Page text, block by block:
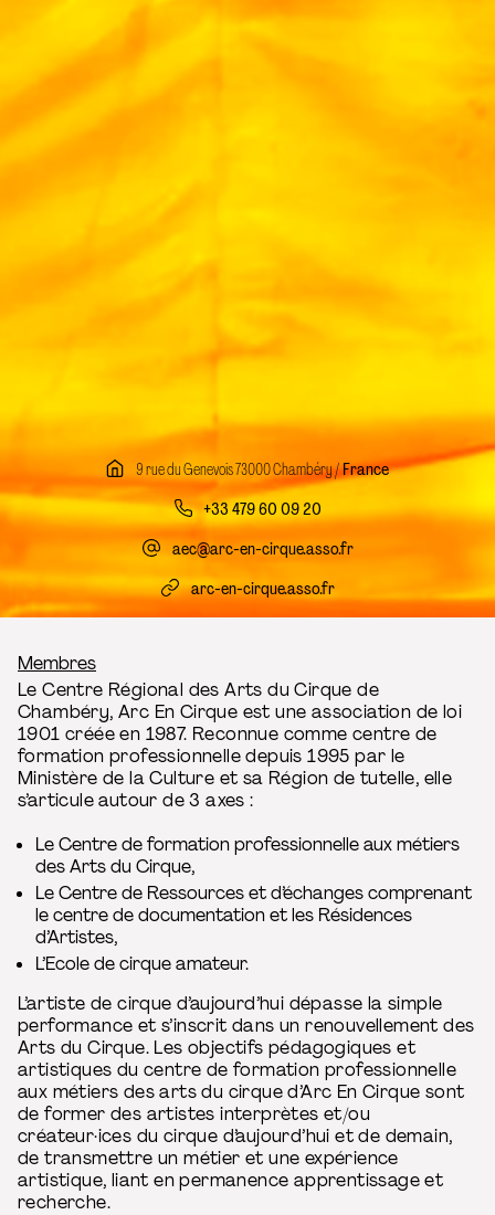
9 rue du Genevois 73000 Chambéry /France
+33 479 60 09 20
aec@arc-en-cirque.asso.fr
arc-en-cirque.asso.fr
Fil d’Ariane
Membres
Le Centre Régional des Arts du Cirque de
Chambéry, Arc En Cirque est une association de loi
1901 créée en 1987. Reconnue comme centre de
formation professionnelle depuis 1995 par le
Ministère de la Culture et sa Région de tutelle, elle
s’articule autour de 3 axes :
Le Centre de formation professionnelle aux métiers
des Arts du Cirque,
Le Centre de Ressources et d’échanges comprenant
le centre de documentation et les Résidences
d’Artistes,
L’Ecole de cirque amateur.
L’artiste de cirque d’aujourd’hui dépasse la simple
performance et s’inscrit dans un renouvellement des
Arts du Cirque. Les objectifs pédagogiques et
artistiques du centre de formation professionnelle
aux métiers des arts du cirque d’Arc En Cirque sont
de former des artistes interprètes et/ou
créateur·ices du cirque d’aujourd’hui et de demain,
de transmettre un métier et une expérience
artistique, liant en permanence apprentissage et
recherche.